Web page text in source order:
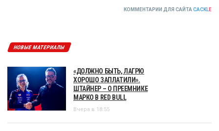
КОММЕНТАРИИ ДЛЯ САЙТА CACKLE
НОВЫЕ МАТЕРИАЛЫ
«ДОЛЖНО БЫТЬ, ЛАГРЮ
ХОРОШО ЗАПЛАТИЛИ».
ШТАЙНЕР – О ПРЕЕМНИКЕ
МАРКО В RED BULL
Вчера в 18:55